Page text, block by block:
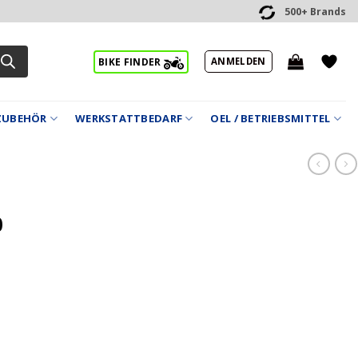
500+ Brands
BIKE FINDER ANMELDEN
WERKSTATTBEDARF OEL / BETRIEBSMITTEL